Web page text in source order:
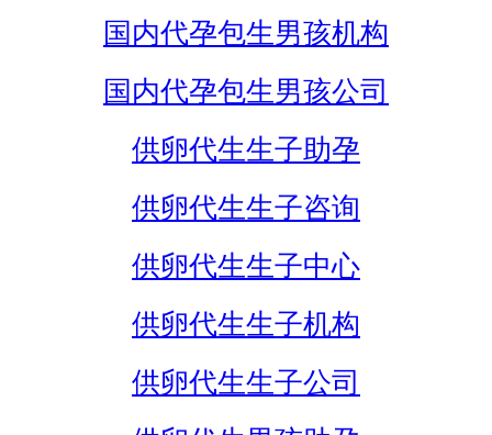
国内代孕包生男孩机构
国内代孕包生男孩公司
供卵代生生子助孕
供卵代生生子咨询
供卵代生生子中心
供卵代生生子机构
供卵代生生子公司